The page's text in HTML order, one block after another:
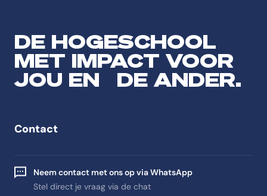
DE HOGESCHOOL
MET IMPACT VOOR
JOU EN DE ANDER.
Contact
Neem contact met ons op via WhatsApp
Stel direct je vraag via de chat